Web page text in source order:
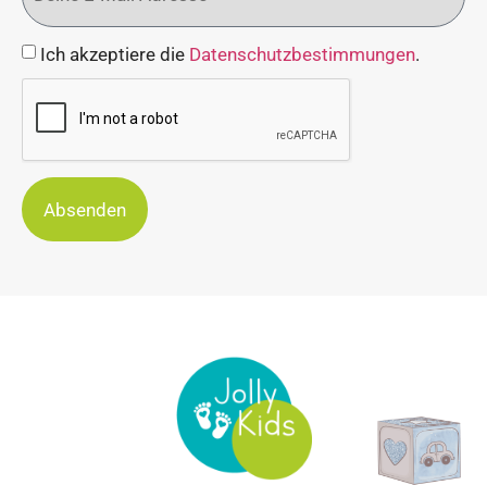
Ich akzeptiere die Datenschutzbestimmungen.
Absenden